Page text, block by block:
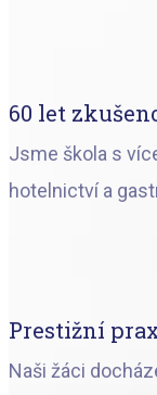
60 let
Jsme škola s
hotelnictví a
Prestižní
Naši žáci